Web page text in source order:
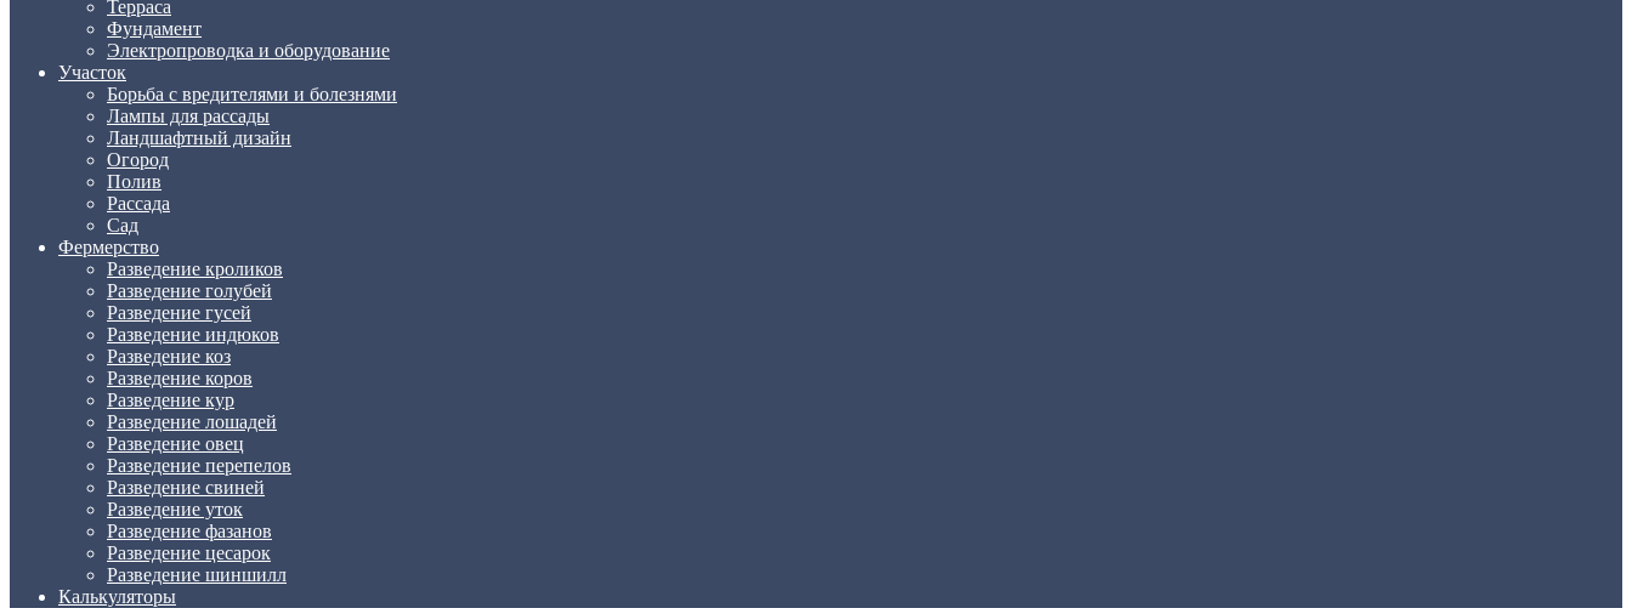
Терраса
Фундамент
Электропроводка и оборудование
Участок
Борьба с вредителями и болезнями
Лампы для рассады
Ландшафтный дизайн
Огород
Полив
Рассада
Сад
Фермерство
Разведение кроликов
Разведение голубей
Разведение гусей
Разведение индюков
Разведение коз
Разведение коров
Разведение кур
Разведение лошадей
Разведение овец
Разведение перепелов
Разведение свиней
Разведение уток
Разведение фазанов
Разведение цесарок
Разведение шиншилл
Калькуляторы